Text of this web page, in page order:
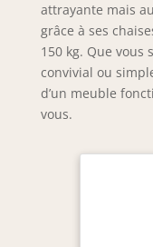
attrayante mais
grâce à ses
150 kg. Que vous
convivial ou
d’un meuble
vous.